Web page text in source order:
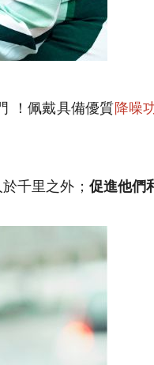
！佩戴具備優質降噪
千里之外； 促進他們